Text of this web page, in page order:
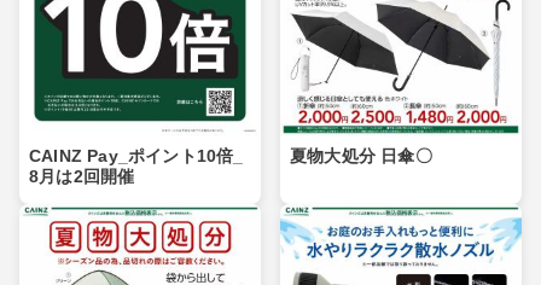
CAINZ Pay_ポイント10倍_
8月は2回開催
夏物大処分 日傘〇